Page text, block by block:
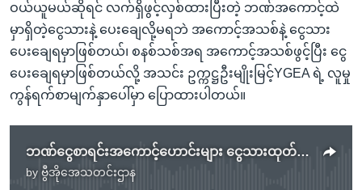
ဝယ်ယူမယ်ဆိုရင် လက်ရှိဖွင့်လှစ်ထားပြီးတဲ့ ဘဏ်အကောင့်ထဲ
မှာရှိတဲ့ငွေသားနဲ့ ပေးချေလို့မရဘဲ အကောင့်အသစ်နဲ့ ငွေသား
ပေးချေရမှာဖြစ်တယ်၊ စနစ်သစ်အရ အကောင့်အသစ်ဖွင့်ပြီး ငွေ
ပေးချေရမှာဖြစ်တယ်လို့ အသင်း ဥက္ကဋ္ဌဦးမျိုးမြင့်YGEA ရဲ့ လူမှု
ကွန်ရက်စာမျက်နှာပေါ်မှာ ပြောထားပါတယ်။
ဘဏ်ငွေစာရင်းအကောင့်ဟောင်းများ ငွေသားထုတ်ဖို့ ခက်နေဆဲ
by ဗွီအိုအေသတင်းဌာန
No media source currently available